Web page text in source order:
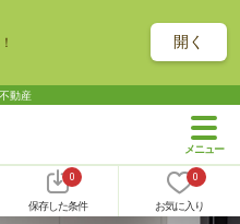
開く
動産
0
保存した条件
0
お気に入り